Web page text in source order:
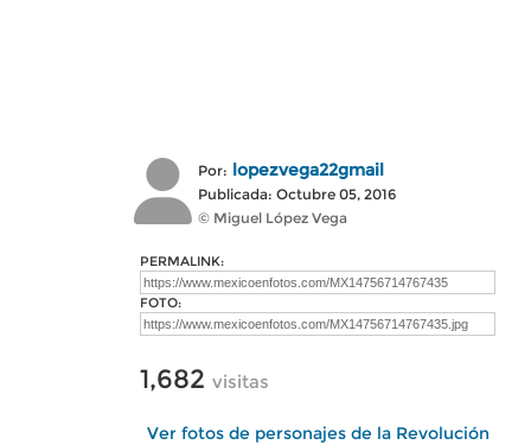
Por: lopezvega22gmail
Publicada: Octubre 05, 2016
© Miguel López Vega
PERMALINK:
FOTO:
1,682 visitas
Ver fotos de personajes de la Revolución